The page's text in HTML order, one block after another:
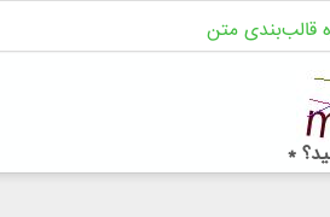
قالب‌بندی متن
*